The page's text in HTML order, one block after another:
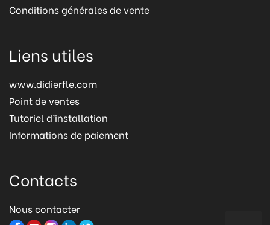
Conditions générales de vente
Liens utiles
www.didierfle.com
Point de ventes
Tutoriel d’installation
Informations de paiement
Contacts
Nous contacter